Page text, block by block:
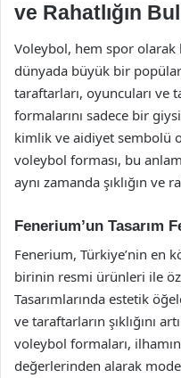
ve Rahatlığın
Voleybol, hem spor
dünyada büyük bir
taraftarları, oyuncuları ve
formalarını sadece bir
kimlik ve aidiyet sembolü
voleybol forması, bu
aynı zamanda şıklığın ve
Fenerium’un Tasarım
Fenerium, Türkiye’nin en
birinin resmi ürünleri ile
Tasarımlarında estetik
ve taraftarların şıklığını
voleybol formaları,
değerlerinden alarak